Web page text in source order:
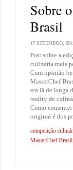
Sobre
Brasil
17 SETEMBRO,
Post sobre a
culinária mais
Com opinião
MasterChef
era fã de longa
reality de
Como comentei
original é dos
competição
MasterChef Brasil